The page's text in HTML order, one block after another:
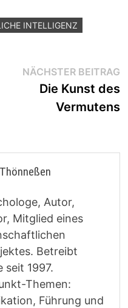
INTELLIGENZ
NÄCHSTER BEITRAG
Die Kunst des
Vermutens
Autor,
Mitglied eines
Betreibt
seit 1997.
Themen:
Führung und